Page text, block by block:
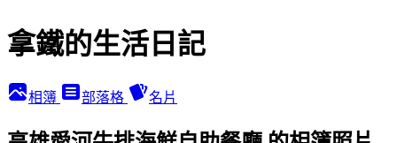
拿鐵的生活日記
相簿 部落格 名片